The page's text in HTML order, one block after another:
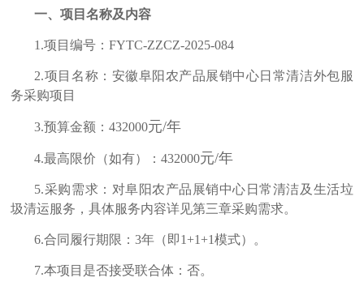
一、项目名称及内容
1.项目编号：FYTC-ZZCZ-2025-084
2.项目名称： 安徽阜阳农产品展销中心日常清洁外包服
务采购项目
3.预算金额：432000元/年
4.最高限价（如有）：432000元/年
5.采购需求： 对阜阳农产品展销中心日常清洁及生活垃
圾清运服务，具体服务内容详见第三章采购需求。
6.合同履行期限：3年（即1+1+1模式）。
7.本项目是否接受联合体：否。